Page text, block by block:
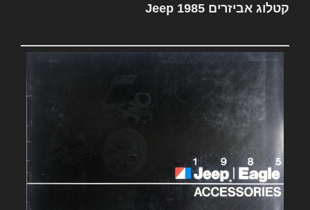
קטלוג אביזרים Jeep 1985